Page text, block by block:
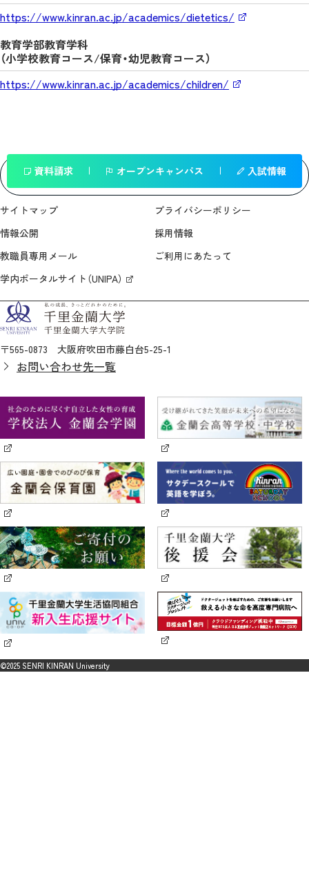
https://www.kinran.ac.jp/academics/dietetics/
教育学部教育学科
（小学校教育コース/保育・幼児教育コース）
https://www.kinran.ac.jp/academics/children/
一覧へ戻る
資料請求 オープンキャンパス 入試情報
サイトマップ
プライバシーポリシー
情報公開
採用情報
教職員専用メール
ご利用にあたって
学内ポータルサイト（UNIPA）
〒565-0873 大阪府吹田市藤白台5-25-1
お問い合わせ先一覧
©2025 SENRI KINRAN University